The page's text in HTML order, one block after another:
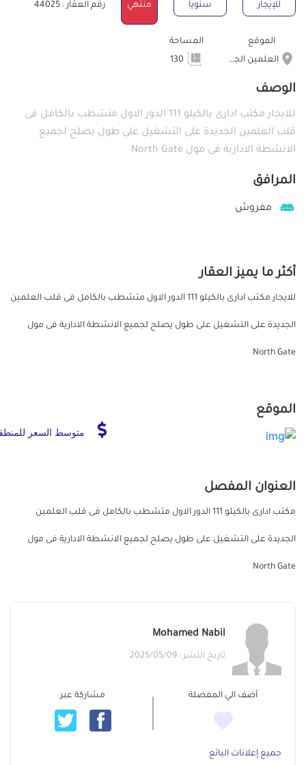
للإيجار سنوياً منتهي رقم العقار : 44025
الموقع
العلمين الجديدة
المساحة
الوصف
للايجار مكتب ادارى بالكيلو 111 الدور الاول متشطب بالكامل فى
قلب العلمين الجديدة على التشغيل على طول يصلح لجميع
الانشطة الادارية فى مول North Gate
المرافق
مفروش
أكثر ما يميز العقار
للايجار مكتب ادارى بالكيلو 111 الدور الاول متشطب بالكامل فى قلب العلمين
الجديدة على التشغيل على طول يصلح لجميع الانشطة الادارية فى مول
North Gate
الموقع
متوسط السعر
العنوان المفصل
مكتب ادارى بالكيلو 111 الدور الاول متشطب بالكامل فى قلب العلمين
الجديدة على التشغيل على طول يصلح لجميع الانشطة الادارية فى مول
North Gate
Mohamed Nabil
تاريخ النشر : 2025/05/09
أضف الي المفضلة مشاركة عبر
جميع إعلانات البائع